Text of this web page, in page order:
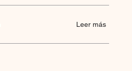
Leer más